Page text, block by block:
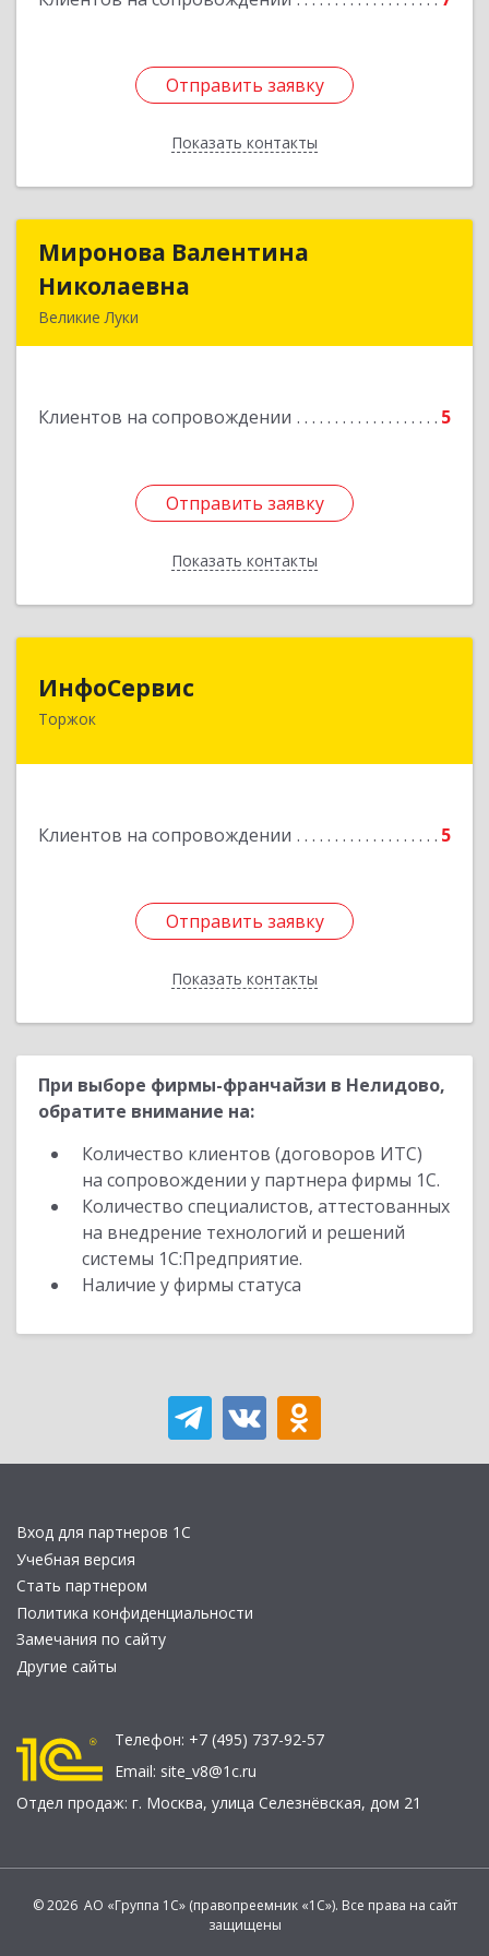
Отправить заявку
Показать контакты
Отправить заявку
Назад
Миронова Валентина
Николаевна
Великие Луки
Клиентов на сопровождении 5
Отправить заявку
Показать контакты
Миронова Валентина
Отправить заявку
Назад
ИнфоСервис
Торжок
Клиентов на сопровождении 5
Отправить заявку
Показать контакты
172002, Тверская обл, Торжок г, Радищева ул,
Отправить заявку
Назад
При выборе фирмы-франчайзи в Нелидово,
обратите внимание на:
Количество клиентов (договоров ИТС)
на сопровождении у партнера фирмы 1С.
Количество специалистов, аттестованных
на внедрение технологий и решений
системы 1С:Предприятие.
Наличие у фирмы статуса
Вход для партнеров 1С
Учебная версия
Стать партнером
Политика конфиденциальности
Замечания по сайту
Другие сайты
Телефон: +7 (495) 737-92-57
Email: site_v8@1c.ru
Отдел продаж: г. Москва, улица Селезнёвская, дом 21
© 2026 АО «Группа 1С» (правопреемник «1С»). Все права на сайт
защищены